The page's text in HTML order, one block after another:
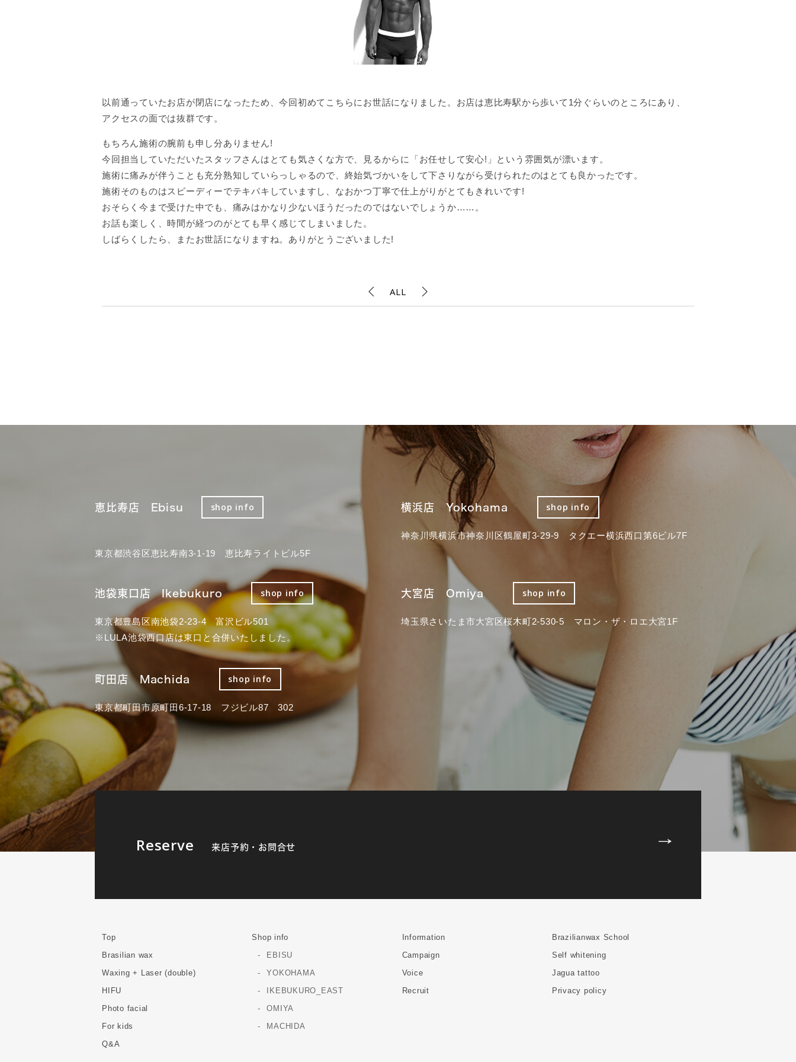
以前通っていたお店が閉店になったため、今回初めてこちらにお世話になりました。お店は恵比寿駅から歩いて1分ぐらいのところにあり、
アクセスの面では抜群です。
もちろん施術の腕前も申し分ありません!
今回担当していただいたスタッフさんはとても気さくな方で、見るからに「お任せして安心!」という雰囲気が漂います。
施術に痛みが伴うことも充分熟知していらっしゃるので、終始気づかいをして下さりながら受けられたのはとても良かったです。
施術そのものはスピーディーでテキパキしていますし、なおかつ丁寧で仕上がりがとてもきれいです!
おそらく今まで受けた中でも、痛みはかなり少ないほうだったのではないでしょうか……。
お話も楽しく、時間が経つのがとても早く感じてしまいました。
しばらくしたら、またお世話になりますね。ありがとうございました!
ALL
恵比寿店 Ebisu shop info
東京都渋谷区恵比寿南3-1-19 恵比寿ライトビル5F
横浜店 Yokohama shop info
神奈川県横浜市神奈川区鶴屋町3-29-9 タクエー横浜西口第6ビル7F
池袋東口店 Ikebukuro shop info
東京都豊島区南池袋2-23-4 富沢ビル501
※LULA池袋西口店は東口と合併いたしました。
大宮店 Omiya shop info
埼玉県さいたま市大宮区桜木町2-530-5 マロン・ザ・ロエ大宮1F
町田店 Machida shop info
東京都町田市原町田6-17-18 フジビル87 302
Reserve 来店予約・お問合せ
Top
Brasilian wax
Waxing + Laser (double)
HIFU
Photo facial
For kids
Q&A
Shop info
EBISU
YOKOHAMA
IKEBUKURO_EAST
OMIYA
MACHIDA
Information
Campaign
Voice
Recruit
Brazilianwax School
Self whitening
Jagua tattoo
Privacy policy